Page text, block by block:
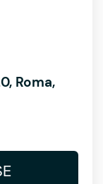
Roma,